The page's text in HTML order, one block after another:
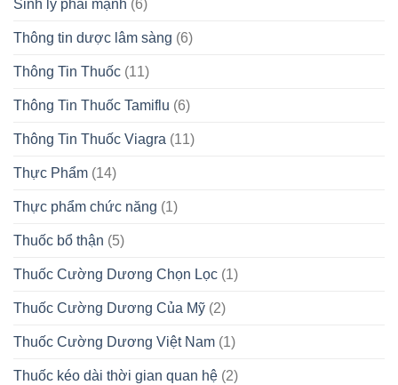
Sinh lý phái mạnh (6)
Thông tin dược lâm sàng (6)
Thông Tin Thuốc (11)
Thông Tin Thuốc Tamiflu (6)
Thông Tin Thuốc Viagra (11)
Thực Phẩm (14)
Thực phẩm chức năng (1)
Thuốc bổ thận (5)
Thuốc Cường Dương Chọn Lọc (1)
Thuốc Cường Dương Của Mỹ (2)
Thuốc Cường Dương Việt Nam (1)
Thuốc kéo dài thời gian quan hệ (2)